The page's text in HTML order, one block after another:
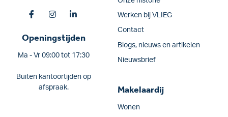
Openingstijden
Ma - Vr 09:00 tot 17:30
Buiten kantoortijden op
afspraak.
Werken bij VLIEG
Contact
Blogs, nieuws en artikelen
Nieuwsbrief
Makelaardij
Wonen